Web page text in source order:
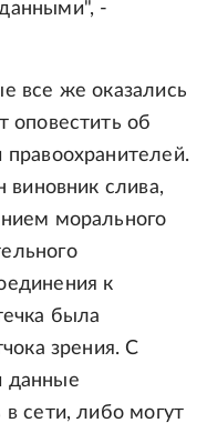
-
все же оказались
оповестить об
виновник слива,
морального
к
была
зрения. С
данные
сети, либо могут